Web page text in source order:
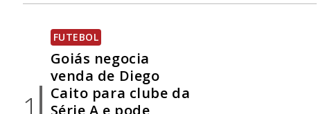
FUTEBOL
Goiás negocia
venda de Diego
Caito para clube da